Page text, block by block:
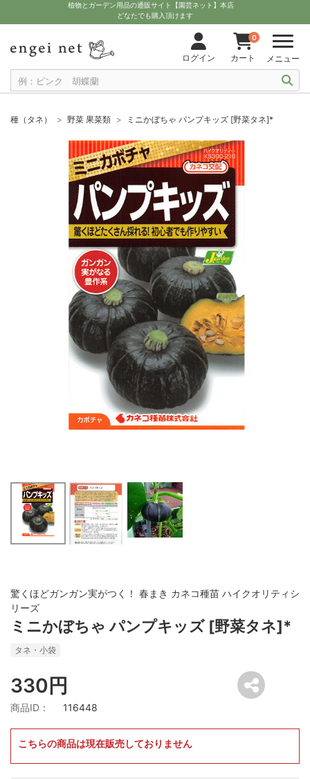
植物とガーデン用品の通販サイト【園芸ネット】本店
どなたでも購入頂けます
ログイン
0
カート メニュー
種（タネ） 野菜 果菜類 ミニかぼちゃ パンプキッズ [野菜タネ]*
驚くほどガンガン実がつく！ 春まき カネコ種苗 ハイクオリティシ
リーズ
ミニかぼちゃ パンプキッズ [野菜タネ]*
タネ・小袋
330円
商品ID： 116448
こちらの商品は現在販売しておりません